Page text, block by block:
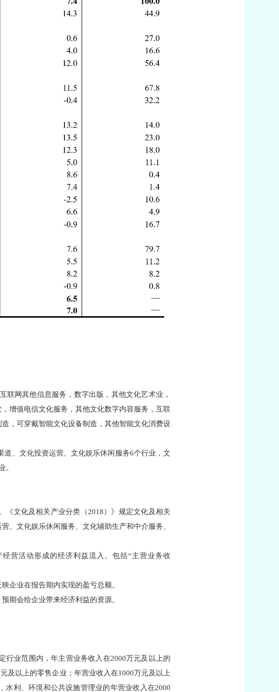
联网其他信息服务，数字出版，其他文化艺术业，
增值电信文化服务，其他文化数字内容服务，互联
，可穿戴智能文化设备制造，其他智能文化消费设
、文化投资运营、文化娱乐休闲服务6个行业，文
。
文化及相关产业分类（2018）》规定文化及相关
、文化娱乐休闲服务、文化辅助生产和中介服务、
营活动形成的经济利益流入。包括“主营业务收
企业在报告期内实现的盈亏总额。
期会给企业带来经济利益的资源。
行业范围内，年主营业务收入在2000万元及以上的
及以上的零售企业；年营业收入在1000万元及以上
水利、环境和公共设施管理业的年营业收入在2000